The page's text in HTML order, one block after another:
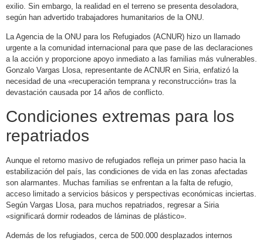
exilio. Sin embargo, la realidad en el terreno se presenta desoladora,
según han advertido trabajadores humanitarios de la ONU.
La Agencia de la ONU para los Refugiados (ACNUR) hizo un llamado
urgente a la comunidad internacional para que pase de las declaraciones
a la acción y proporcione apoyo inmediato a las familias más vulnerables.
Gonzalo Vargas Llosa, representante de ACNUR en Siria, enfatizó la
necesidad de una «recuperación temprana y reconstrucción» tras la
devastación causada por 14 años de conflicto.
Condiciones extremas para los
repatriados
Aunque el retorno masivo de refugiados refleja un primer paso hacia la
estabilización del país, las condiciones de vida en las zonas afectadas
son alarmantes. Muchas familias se enfrentan a la falta de refugio,
acceso limitado a servicios básicos y perspectivas económicas inciertas.
Según Vargas Llosa, para muchos repatriados, regresar a Siria
«significará dormir rodeados de láminas de plástico».
Además de los refugiados, cerca de 500.000 desplazados internos